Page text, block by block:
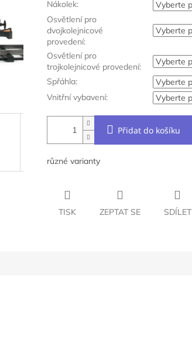
Nákolek:
Osvětlení pro
dvojkolejnicové
provedení:
Osvětlení pro
trojkolejnicové provedení:
Spřáhla:
Vnitřní vybavení:
Přidat do košíku
různé varianty
TISK ZEPTAT SE SDÍLET